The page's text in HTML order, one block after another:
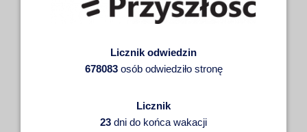
Licznik odwiedzin
678083osób odwiedziło stronę
Licznik
23 dni do końca wakacji